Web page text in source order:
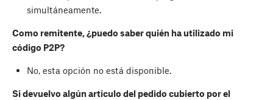
simultáneamente.
Como remitente, ¿puedo saber quién ha utilizado mi
código P2P?
No, esta opción no está disponible.
Si devuelvo algún artículo del pedido cubierto por el